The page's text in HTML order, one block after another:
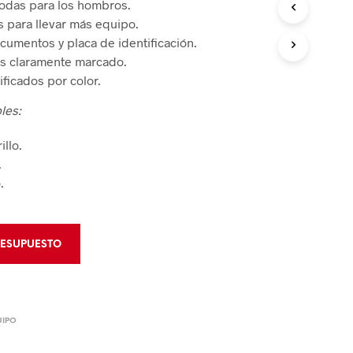
Bloqueo
Y CONTROL
para los hombros.
para llevar más equipo.
y placa de identificación.
claramente marcado.
por color.